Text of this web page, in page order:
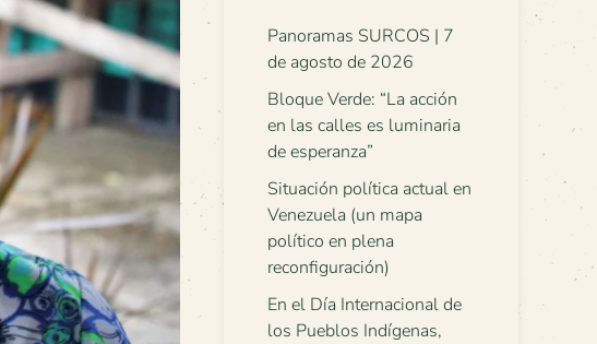
Panoramas SURCOS | 7
de agosto de 2026
Bloque Verde: “La acción
en las calles es luminaria
de esperanza”
Situación política actual en
Venezuela (un mapa
político en plena
reconfiguración)
En el Día Internacional de
los Pueblos Indígenas,